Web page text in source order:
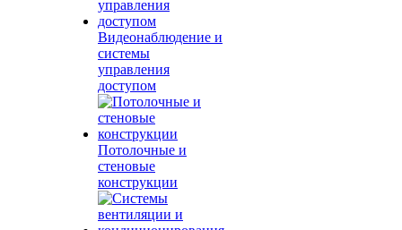
Видеонаблюдение и
системы
управления
доступом
Потолочные и
стеновые
конструкции